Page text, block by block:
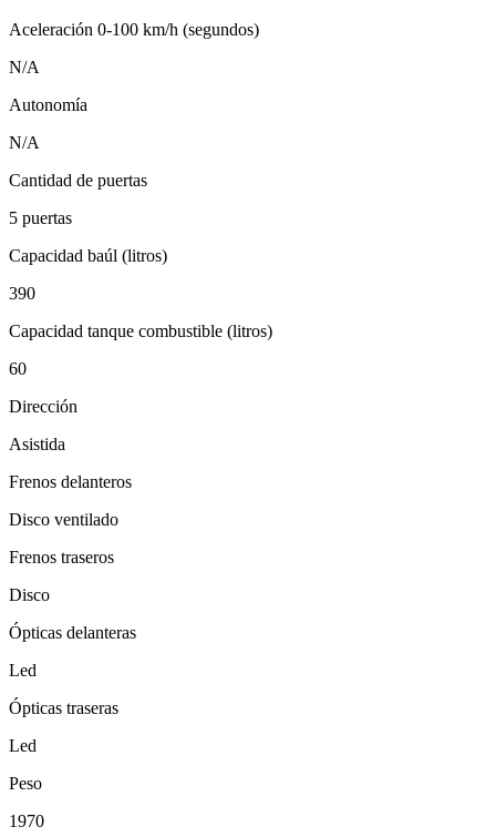
Aceleración 0-100 km/h (segundos)
N/A
Autonomía
N/A
Cantidad de puertas
5 puertas
Capacidad baúl (litros)
390
Capacidad tanque combustible (litros)
60
Dirección
Asistida
Frenos delanteros
Disco ventilado
Frenos traseros
Disco
Ópticas delanteras
Led
Ópticas traseras
Led
Peso
1970